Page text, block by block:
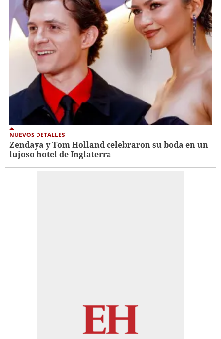
NUEVOS DETALLES
Zendaya y Tom Holland celebraron su boda en un
lujoso hotel de Inglaterra